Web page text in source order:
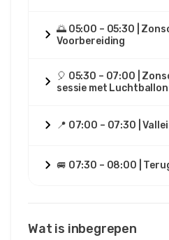
🌅 05:00 – 05:30 |
Voorbereiding
🎈 05:30 – 07:00 |
sessie met
📍 07:00 – 07:30 |
🚐 07:30 – 08:00 |
Wat is inbegrepen